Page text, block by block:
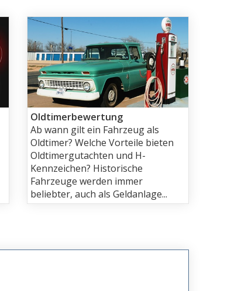
Oldtimerbewertung
Ab wann gilt ein Fahrzeug als
Oldtimer? Welche Vorteile bieten
Oldtimergutachten und H-
Kennzeichen? Historische
Fahrzeuge werden immer
beliebter, auch als Geldanlage...